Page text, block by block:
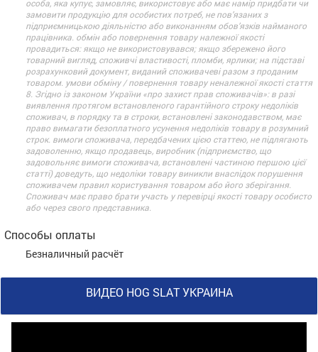
особа, яка купує, замовляє, використовує або має намір придбати чи
замовити продукцію для особистих потреб, не пов’язаних з
підприємницькою діяльністю або виконанням обов’язків найманого
працівника. обмін або повернення товару належної якості
провадиться: якщо не використовувався; якщо збережено його
товарний вигляд, споживчі властивості, пломби, ярлики; на підставі
розрахунковий документ, виданий споживачеві разом з проданим
товаром. умови обміну / повернення товару неналежної якості стаття
8. Згідно із законом України «про захист прав споживачів»: в разі
виявлення протягом встановленого гарантійного строку недоліків
споживач, в порядку та в строки, встановлені законодавством, має
право вимагати безоплатного усунення недоліків товару в розумний
строк. вимоги споживача, передбачених цією статтею, не підлягають
задоволенню, якщо продавець, виробник (підприємство, що
задовольняє вимоги споживача, встановлені частиною першою цієї
статті) доведуть, що недоліки товару виникли внаслідок порушення
споживачем правил користування товаром або його зберігання.
Споживач має право брати участь у перевірці якості товару особисто
або через свого представника.
Способы оплаты
Безналичный расчёт
ВИДЕО HOG SLAT УКРАИНА